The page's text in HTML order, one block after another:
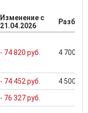
Изменение с
21.04.2026
- 74 820 руб. 4 700
- 74 452 руб. 4 500
- 76 327 руб.